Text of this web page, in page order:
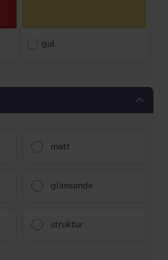
gul
matt
glänsande
struktur